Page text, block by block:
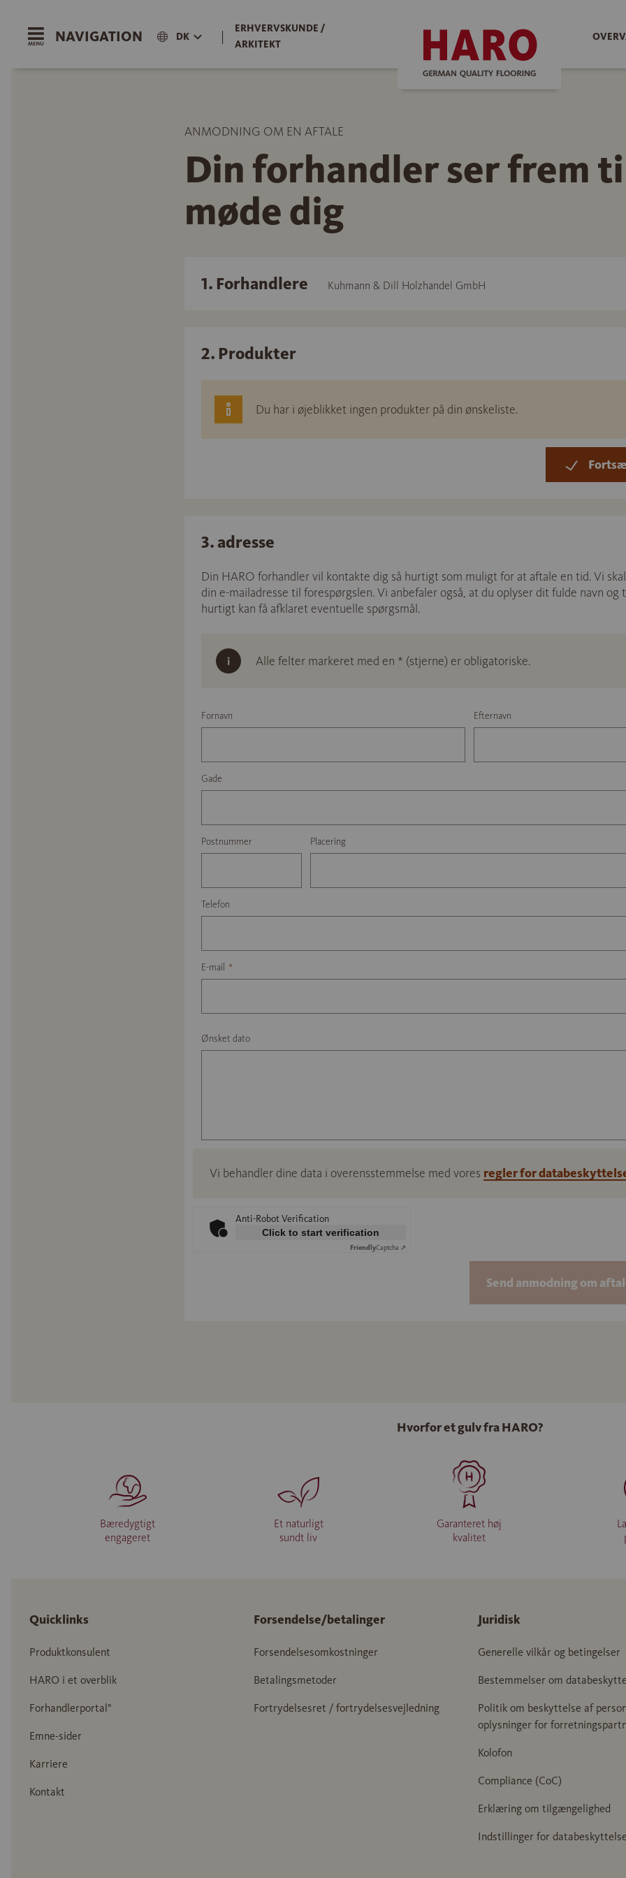
NAVIGATION DK |
ERHVERVSKUNDE /
ARKITEKT
ANMODNING OM EN AFTALE
Din forhandler ser frem
møde dig
1. Forhandlere Kuhmann & Dill Holzhandel GmbH
2. Produkter
Du har i øjeblikket ingen produkter på din ønskeliste.
3. adresse
Din HARO forhandler vil kontakte dig så hurtigt som muligt for at aftale en tid. Vi
din e-mailadresse til forespørgslen. Vi anbefaler også, at du oplyser dit fulde navn og
hurtigt kan få afklaret eventuelle spørgsmål.
Alle felter markeret med en * (stjerne) er obligatoriske.
Fornavn Efternavn
Gade
Postnummer Placering
Telefon
E-mail *
Ønsket dato
Vi behandler dine data i overensstemmelse med vores regler for
Anti-Robot Verification
Click to start verification
FriendlyCaptcha ⇗
Send anmodning om
Hvorfor et gulv fra HARO?
Bæredygtigt
engageret
Et naturligt
sundt liv
Garanteret høj
kvalitet
Quicklinks
Produktkonsulent
HARO i et overblik
Forhandlerportal°
Emne-sider
Karriere
Kontakt
Forsendelse/betalinger
Forsendelsesomkostninger
Betalingsmetoder
Fortrydelsesret / fortrydelsesvejledning
Juridisk
Generelle vilkår og betingelser
Bestemmelser om
Politik om beskyttelse af
oplysninger for
Kolofon
Compliance (CoC)
Erklæring om tilgængelighed
Indstillinger for